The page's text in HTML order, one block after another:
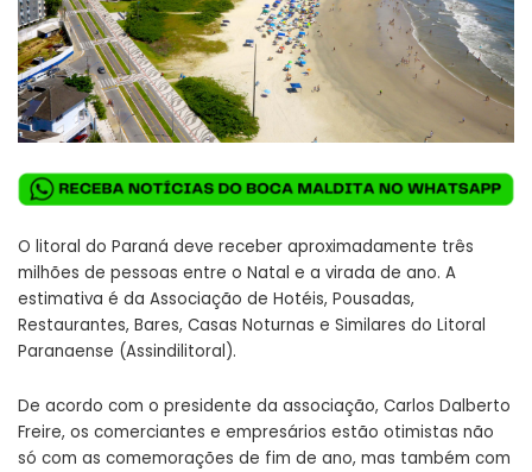
O litoral do Paraná deve receber aproximadamente três
milhões de pessoas entre o Natal e a virada de ano. A
estimativa é da Associação de Hotéis, Pousadas,
Restaurantes, Bares, Casas Noturnas e Similares do Litoral
Paranaense (Assindilitoral).
De acordo com o presidente da associação, Carlos Dalberto
Freire, os comerciantes e empresários estão otimistas não
só com as comemorações de fim de ano, mas também com